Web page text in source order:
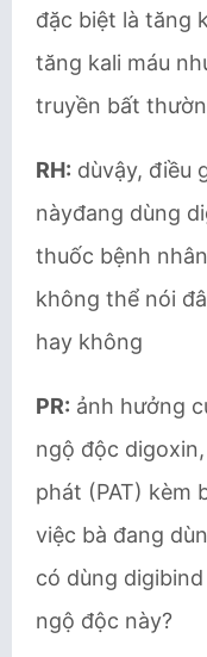
đặc biệt là tăng
tăng kali máu
truyền bất
RH: dùvậy, điều
nàyđang dùng
thuốc bệnh
không thể nói
hay không
PR: ảnh hưởng
ngộ độc
phát (PAT) kèm
việc bà đang
có dùng
ngộ độc này?